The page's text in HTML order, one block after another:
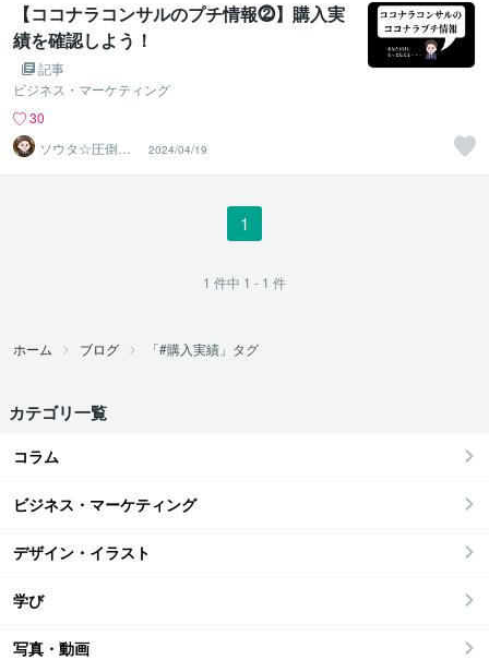
【ココナラコンサルのプチ情報⓶】購入実
績を確認しよう！
記事
ビジネス・マーケティング
30
ソウタ☆圧倒的
実績のココナ ラ
のコンサル
2024/04/19
1
1 件中 1 - 1 件
ホーム ブログ 「#購入実績」タグ
カテゴリ一覧
コラム
ビジネス・マーケティング
デザイン・イラスト
学び
写真・動画